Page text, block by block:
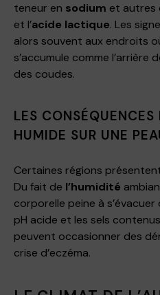
teneur en sodium et autres
et l’acide lactique. Les
alors souvent aux endroits
s’accumule comme l’arrière
des coudes.
LES CONSÉQUENCES
HUMIDE SUR UNE
Certaines régions
Du fait de l’humidité
corporelle peine à
pH acide et les sels
peuvent occasionner des
crise d’eczéma.